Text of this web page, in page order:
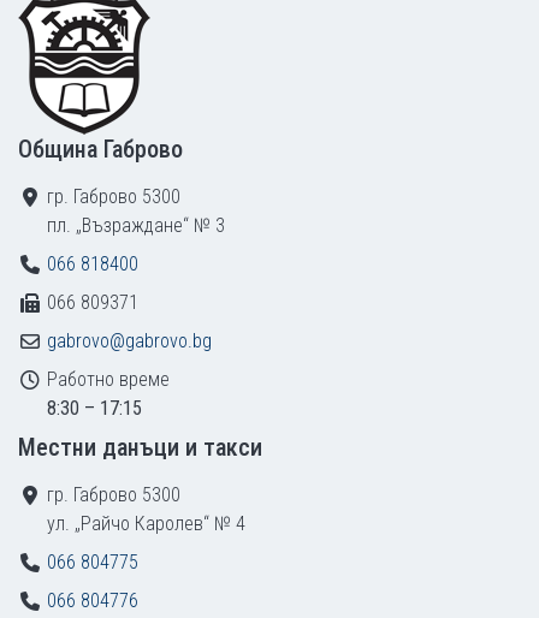
Община Габрово
гр. Габрово 5300
пл. „Възраждане“ № 3
066 818400
066 809371
gabrovo@gabrovo.bg
Работно време
8:30 – 17:15
Местни данъци и такси
гр. Габрово 5300
ул. „Райчо Каролев“ № 4
066 804775
066 804776